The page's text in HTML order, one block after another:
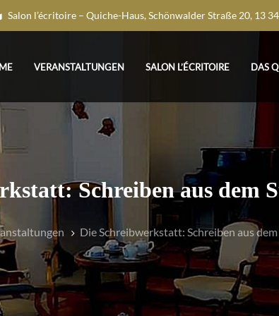
Salon l’écritoire – Quiche-Haus, Schönwalder Straße 20, 13
VERANSTALTUNGEN SALON L’ÉCRITOIRE DAS
Schreiben aus dem
Die Schreibwerkstatt: Schreiben aus